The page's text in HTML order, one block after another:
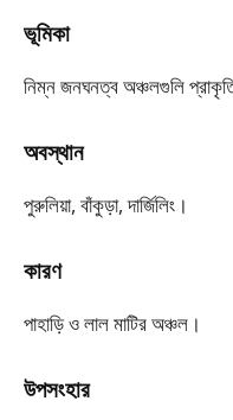
ভূমিকা
নিম্ন জনঘনত্ব অঞ্চলগুলি
অবস্থান
পুরুলিয়া, বাঁকুড়া, দার্জিলিং।
কারণ
পাহাড়ি ও লাল মাটির অঞ্চল।
উপসংহার